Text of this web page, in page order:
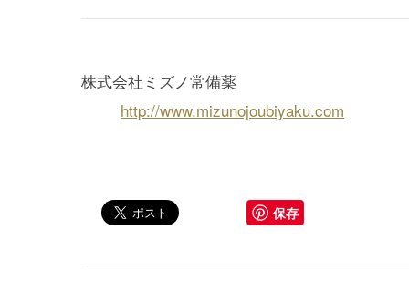
株式会社ミズノ常備薬
http://www.mizunojoubiyaku.com
保存